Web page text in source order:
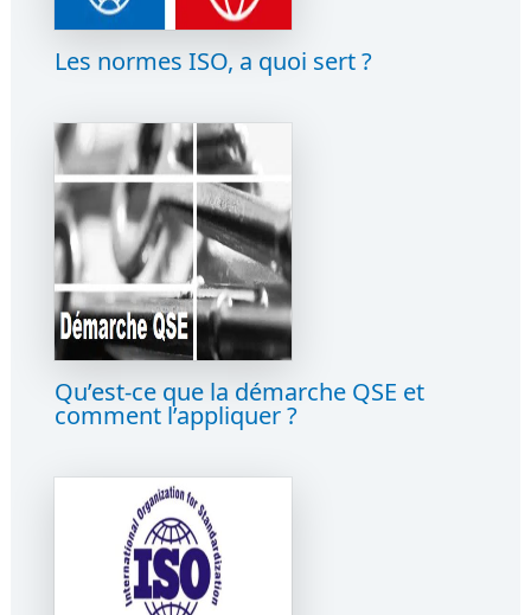
Les normes ISO, a quoi sert ?
Qu’est-ce que la démarche QSE et
comment l’appliquer ?